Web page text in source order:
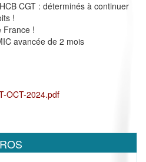
CGT : déterminés à continuer
!
France !
avancée de 2 mois
OCT-2024.pdf